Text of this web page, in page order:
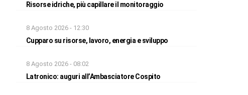
Risorse idriche, più capillare il monitoraggio
8 Agosto 2026 - 12:30
Cupparo su risorse, lavoro, energia e sviluppo
8 Agosto 2026 - 08:02
Latronico: auguri all’Ambasciatore Cospito